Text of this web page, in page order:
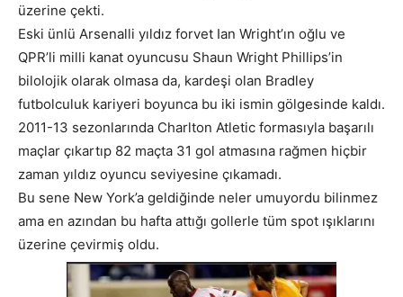
üzerine çekti.
Eski ünlü Arsenalli yıldız forvet Ian Wright’ın oğlu ve
QPR’li milli kanat oyuncusu Shaun Wright Phillips’in
bilolojik olarak olmasa da, kardeşi olan Bradley
futbolculuk kariyeri boyunca bu iki ismin gölgesinde kaldı.
2011-13 sezonlarında Charlton Atletic formasıyla başarılı
maçlar çıkartıp 82 maçta 31 gol atmasına rağmen hiçbir
zaman yıldız oyuncu seviyesine çıkamadı.
Bu sene New York’a geldiğinde neler umuyordu bilinmez
ama en azından bu hafta attığı gollerle tüm spot ışıklarını
üzerine çevirmiş oldu.